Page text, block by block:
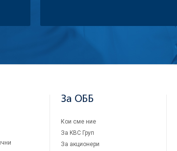
За ОББ
Кои сме ние
За KBC Груп
За акционери